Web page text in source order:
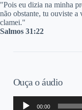
"Pois eu dizia na minha
não obstante, tu ouviste a
clamei."
Salmos 31:22
Ouça o áudio
Tocador
00:00